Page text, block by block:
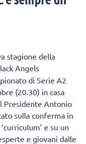
stagione della
Angels
di Serie A2
(20.30) in casa
Presidente Antonio
sulla conferma in
e su un
e giovani dalle